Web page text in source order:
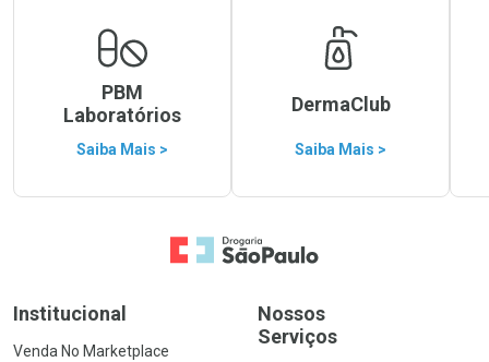
PBM
Laboratórios
Saiba Mais >
DermaClub
Saiba Mais >
Ir para a Home
Institucional
Venda No Marketplace
Nossos
Serviços